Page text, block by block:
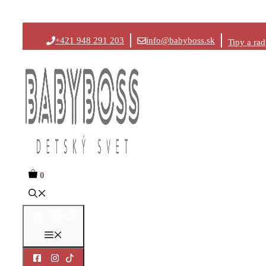
na
+421 948 291 203 info@babyboss.sk Tipy a
0